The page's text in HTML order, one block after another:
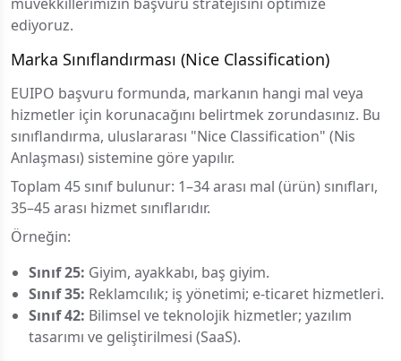
ediyoruz.
Marka Sınıflandırması (Nice Classification)
EUIPO başvuru formunda, markanın hangi mal veya
hizmetler için korunacağını belirtmek zorundasınız. Bu
sınıflandırma, uluslararası "Nice Classification" (Nis
Anlaşması) sistemine göre yapılır.
Toplam 45 sınıf bulunur: 1–34 arası mal (ürün) sınıfları,
35–45 arası hizmet sınıflarıdır.
Örneğin:
Sınıf 25: Giyim, ayakkabı, baş giyim.
Sınıf 35: Reklamcılık; iş yönetimi; e-ticaret hizmetleri.
Sınıf 42: Bilimsel ve teknolojik hizmetler; yazılım
tasarımı ve geliştirilmesi (SaaS).